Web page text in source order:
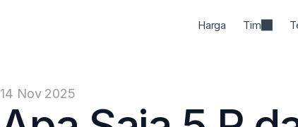
14 Nov 2025
Harga Tim